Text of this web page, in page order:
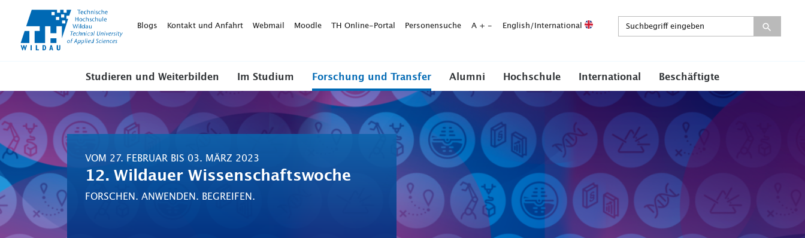
WildauBlogs Kontakt und Anfahrt Webmail Moodle TH Online-Portal Personensuche A + - English/International
Studieren und Weiterbilden Im Studium Forschung und Transfer Alumni Hochschule International Beschäftigte
VOM 27. FEBRUAR BIS 03. MÄRZ 2023
12. Wildauer Wissenschaftswoche
FORSCHEN. ANWENDEN. BEGREIFEN.